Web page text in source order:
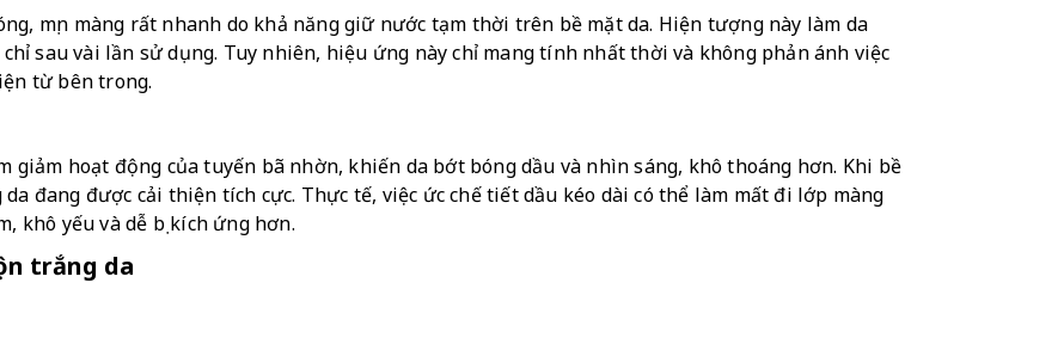
mịn màng rất nhanh do khả năng giữ nước tạm thời trên bề mặt da. Hiện tượng này làm da
sau vài lần sử dụng. Tuy nhiên, hiệu ứng này chỉ mang tính nhất thời và không phản ánh việc
từ bên trong.
giảm hoạt động của tuyến bã nhờn, khiến da bớt bóng dầu và nhìn sáng, khô thoáng hơn. Khi bề
đang được cải thiện tích cực. Thực tế, việc ức chế tiết dầu kéo dài có thể làm mất đi lớp màng
khô yếu và dễ bị kích ứng hơn.
trắng da